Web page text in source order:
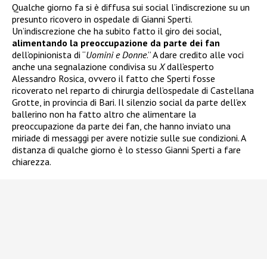
Qualche giorno fa si è diffusa sui social l’indiscrezione su un
presunto ricovero in ospedale di Gianni Sperti.
Un’indiscrezione che ha subito fatto il giro dei social,
alimentando la preoccupazione da parte dei fan
dell’opinionista di “Uomini e Donne.” A dare credito alle voci
anche una segnalazione condivisa su Xdall’esperto
Alessandro Rosica, ovvero il fatto che Sperti fosse
ricoverato nel reparto di chirurgia dell’ospedale di Castellana
Grotte, in provincia di Bari. Il silenzio social da parte dell’ex
ballerino non ha fatto altro che alimentare la
preoccupazione da parte dei fan, che hanno inviato una
miriade di messaggi per avere notizie sulle sue condizioni. A
distanza di qualche giorno è lo stesso Gianni Sperti a fare
chiarezza.